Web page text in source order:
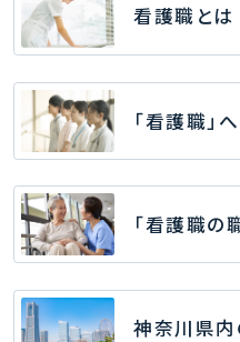
看護職とは
「看護職」
「看護職の
神奈川県